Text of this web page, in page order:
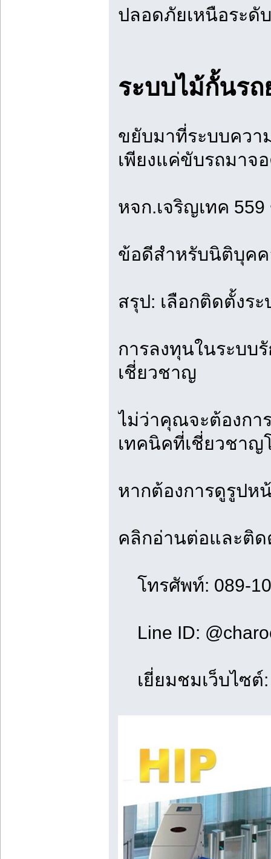
ปลอดภัยเหนือระดั
ระบบไม้กั้นรถ
ขยับมาที่ระบบควา
เพียงแค่ขับรถมาจ
หจก.เจริญเทค
ข้อดีสำหรับนิติบุคค
สรุป: เลือกติดตั้งร
การลงทุนในระบบ
เชี่ยวชาญ
ไม่ว่าคุณจะต้องกา
เทคนิคที่เชี่ยวชาญ
หากต้องการดูรูปห
คลิกอ่านต่อและติด
โทรศัพท์: 089-
Line ID:
เยี่ยมชมเว็บไซ